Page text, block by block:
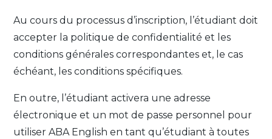
Au cours du processus d’inscription, l’étudiant doit
accepter la politique de confidentialité et les
conditions générales correspondantes et, le cas
échéant, les conditions spécifiques.
En outre, l’étudiant activera une adresse
électronique et un mot de passe personnel pour
utiliser ABA English en tant qu’étudiant à toutes